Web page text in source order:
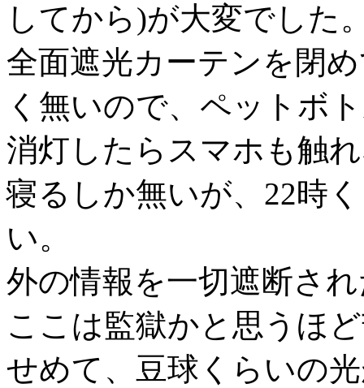
してから)が大変でした
全面遮光カーテンを閉
く無いので、ペットボ
消灯したらスマホも触
寝るしか無いが、22時
い。
外の情報を一切遮断さ
ここは監獄かと思うほ
せめて、豆球くらいの